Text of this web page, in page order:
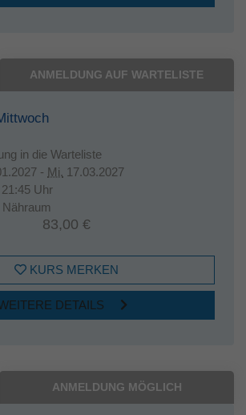
ANMELDUNG AUF WARTELISTE
in die Warteliste
- Mi. 17.03.2027
Uhr
83,00 €
KURS MERKEN
DETAILS
ANMELDUNG MÖGLICH